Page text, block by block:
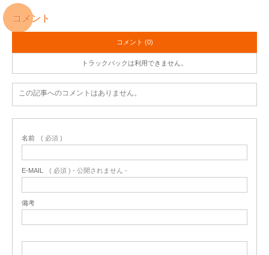
コメント
コメント (0)
トラックバックは利用できません。
この記事へのコメントはありません。
名前 ( 必須 )
E-MAIL ( 必須 ) - 公開されません -
備考